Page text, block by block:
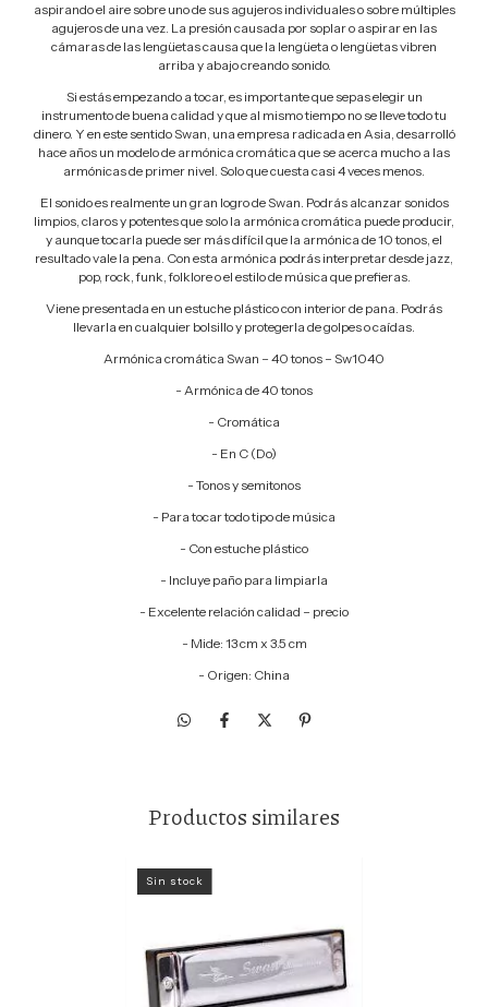
aspirando el aire sobre uno de sus agujeros individuales o sobre múltiples
agujeros de una vez. La presión causada por soplar o aspirar en las
cámaras de las lengüetas causa que la lengüeta o lengüetas vibren
arriba y abajo creando sonido.
Si estás empezando a tocar, es importante que sepas elegir un
instrumento de buena calidad y que al mismo tiempo no se lleve todo tu
dinero. Y en este sentido Swan, una empresa radicada en Asia, desarrolló
hace años un modelo de armónica cromática que se acerca mucho a las
armónicas de primer nivel. Solo que cuesta casi 4 veces menos.
El sonido es realmente un gran logro de Swan. Podrás alcanzar sonidos
limpios, claros y potentes que solo la armónica cromática puede producir,
y aunque tocarla puede ser más difícil que la armónica de 10 tonos, el
resultado vale la pena. Con esta armónica podrás interpretar desde jazz,
pop, rock, funk, folklore o el estilo de música que prefieras.
Viene presentada en un estuche plástico con interior de pana. Podrás
llevarla en cualquier bolsillo y protegerla de golpes o caídas.
Armónica cromática Swan – 40 tonos – Sw1040
- Armónica de 40 tonos
- Cromática
- En C (Do)
- Tonos y semitonos
- Para tocar todo tipo de música
- Con estuche plástico
- Incluye paño para limpiarla
- Excelente relación calidad – precio
- Mide: 13 cm x 3.5 cm
- Origen: China
Productos similares
Sin stock